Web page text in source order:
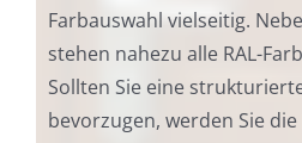
Farbauswahl vielseitig.
stehen nahezu alle RAL-
Sollten Sie eine
bevorzugen, werden Sie